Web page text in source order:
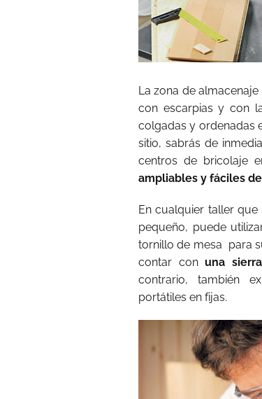
La zona de
con escarpias y con
colgadas y ordenadas
sitio, sabrás de
centros de bricolaje
ampliables y fáciles
En cualquier taller
pequeño, puede
tornillo de mesa para
contar conuna
contrario, también
portátiles en fijas.